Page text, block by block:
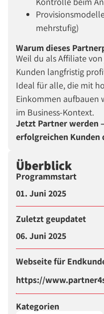
mehrstufig)
Warum dieses
Weil du als Affiliate
Kunden langfristig
Ideal für alle, die mit
Einkommen aufbauen
im Business-Kontext.
Jetzt Partner werden
erfolgreichen Kunden
Überblick
Programmstart
01. Juni 2025
Zuletzt geupdatet
06. Juni 2025
Webseite für
https://
Kategorien